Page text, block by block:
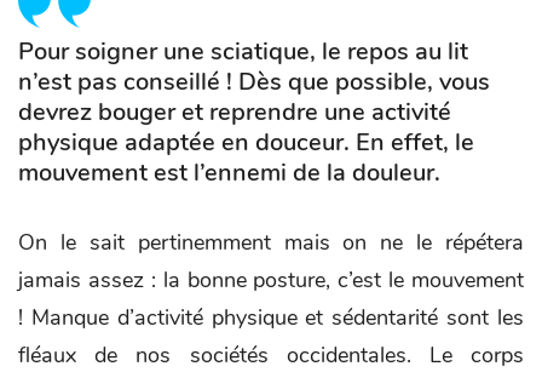
Pour soigner une sciatique, le repos au lit
n’est pas conseillé ! Dès que possible, vous
devrez bouger et reprendre une activité
physique adaptée en douceur. En effet, le
mouvement est l’ennemi de la douleur.
On le sait pertinemment mais on ne le répétera
jamais assez : la bonne posture, c’est le mouvement
! Manque d’activité physique et sédentarité sont les
fléaux de nos sociétés occidentales. Le corps